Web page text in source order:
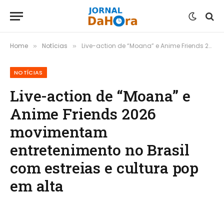
Home » Notícias » Live-action de “Moana” e Anime Friends 2026 movimentam entretenimento no Brasil com estreias e cultura pop em alta
NOTÍCIAS
Live-action de “Moana” e
Anime Friends 2026
movimentam
entretenimento no Brasil
com estreias e cultura pop
em alta